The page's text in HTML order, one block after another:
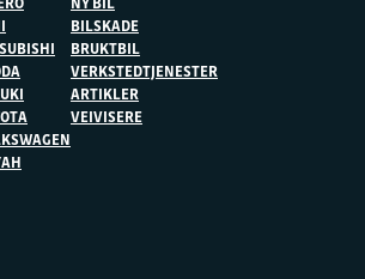
BILSKADE
BRUKTBIL
VERKSTEDTJENESTER
ARTIKLER
VEIVISERE